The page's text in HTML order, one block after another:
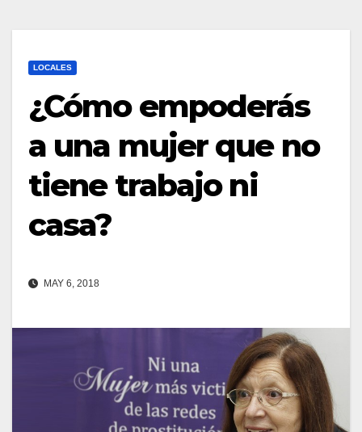
LOCALES
¿Cómo empoderás
a una mujer que no
tiene trabajo ni
casa?
MAY 6, 2018